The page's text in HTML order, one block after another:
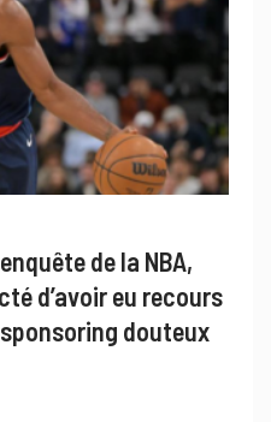
de la NBA,
d’avoir eu recours
douteux